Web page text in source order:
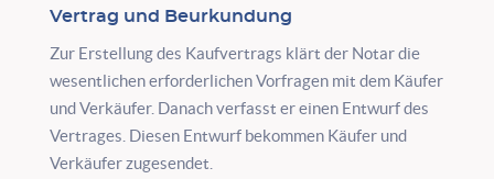
Vertrag und Beurkundung
Zur Erstellung des Kaufvertrags klärt der Notar die
wesentlichen erforderlichen Vorfragen mit dem Käufer
und Verkäufer. Danach verfasst er einen Entwurf des
Vertrages. Diesen Entwurf bekommen Käufer und
Verkäufer zugesendet.